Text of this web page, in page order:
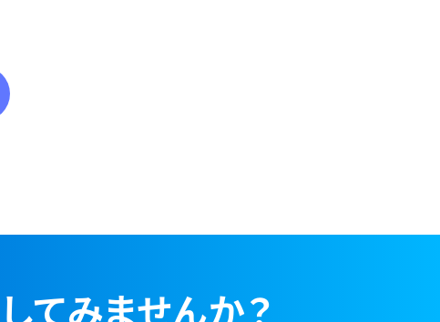
てみませんか？